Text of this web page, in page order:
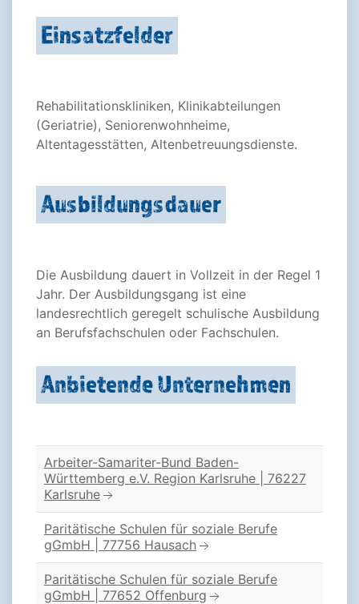
Einsatzfelder
Rehabilitationskliniken, Klinikabteilungen
(Geriatrie), Seniorenwohnheime,
Altentagesstätten, Altenbetreuungsdienste.
Ausbildungsdauer
Die Ausbildung dauert in Vollzeit in der Regel 1
Jahr. Der Ausbildungsgang ist eine
landesrechtlich geregelt schulische Ausbildung
an Berufsfachschulen oder Fachschulen.
Anbietende Unternehmen
Arbeiter-Samariter-Bund Baden-
Württemberg e.V. Region Karlsruhe | 76227
Karlsruhe
Paritätische Schulen für soziale Berufe
gGmbH | 77756 Hausach
Paritätische Schulen für soziale Berufe
gGmbH | 77652 Offenburg